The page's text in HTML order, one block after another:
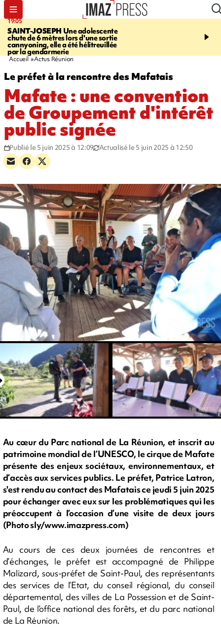
19:05
SAINT-JOSEPH Une adolescente
chute de 6 mètres lors d'une sortie
cannyoning, elle a été hélitreuillée
par la gendarmerie
20:44
rouée de coups,
Accueil Actus Réunion
Le préfet à la rencontre des Mafatais
Mafate : une convention
de Groupement d'intérêt
public signée
Publié le 5 juin 2025 à 12:09 Actualisé le 5 juin 2025 à 12:50
Au cœur du Parc national de La Réunion, et inscrit au
patrimoine mondial de l’UNESCO, le cirque de Mafate
présente des enjeux sociétaux, environnementaux, et
d’accès aux services publics. Le préfet, Patrice Latron,
s'est rendu au contact des Mafatais ce jeudi 5 juin 2025
pour échanger avec eux sur les problématiques qui les
préoccupent à l’occasion d’une visite de deux jours
(Photo sly/www.imazpress.com)
Au cours de ces deux journées de rencontres et
d’échanges, le préfet est accompagné de Philippe
Malizard, sous-préfet de Saint-Paul, des représentants
des services de l’Etat, du conseil régional, du conseil
départemental, des villes de La Possession et de Saint-
Paul, de l’office national des forêts, et du parc national
de La Réunion.